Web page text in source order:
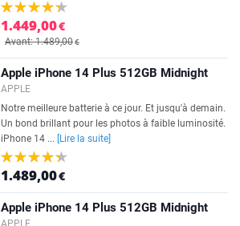
1.449,00€
Avant: 1.489,00€
Apple iPhone 14 Plus 512GB Midnight
APPLE
Notre meilleure batterie à ce jour. Et jusqu'à demain.
Un bond brillant pour les photos à faible luminosité.
iPhone 14 ...
[Lire la suite]
1.489,00€
Apple iPhone 14 Plus 512GB Midnight
APPLE